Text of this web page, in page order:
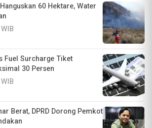
60 Hektare, Water
Fuel Surcharge Tiket
30 Persen
Berat, DPRD Dorong Pemkot